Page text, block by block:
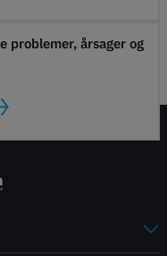
problemer, årsager og